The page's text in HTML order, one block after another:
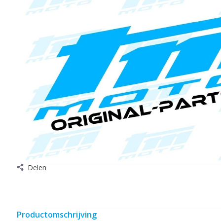
Delen
Productomschrijving